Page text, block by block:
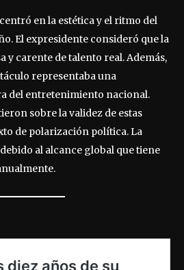
en la estética y el ritmo del
El expresidente consideró que la
y carente de talento real. Además,
representaba una
del entretenimiento nacional.
sobre la validez de estas
de polarización política. La
al alcance global que tiene